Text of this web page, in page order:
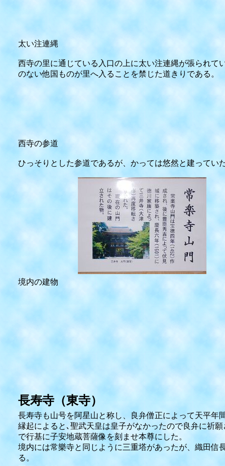
太い注連縄
西寺の里に通じている入口の上に太い注連縄が張られて
のない他国ものが里へ入ることを禁じた道きりである。
西寺の参道
ひっそりとした参道であるが、かっては悠然と建って
境内の建物
長寿寺（東寺）
長寿寺も山号を阿星山と称し、良弁僧正によって天平年
縁起によると､聖武天皇は皇子がなかったので良弁に祈
で行基に子安地蔵菩薩像を刻ませ本尊にした。
境内には常樂寺と同じように三重塔があったが、織田
る。